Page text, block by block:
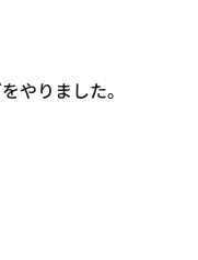
やりました。